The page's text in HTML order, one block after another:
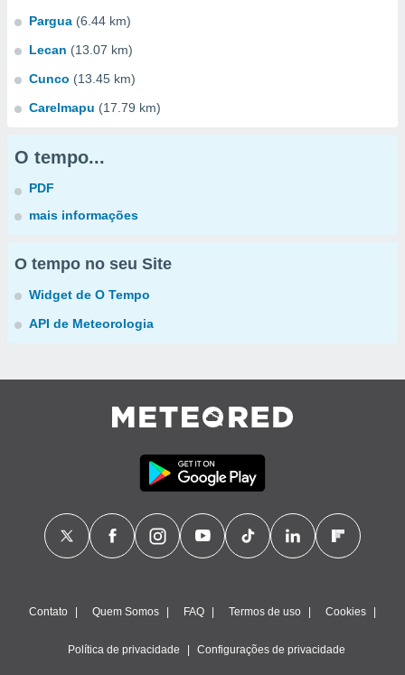
Pargua (6.44 km)
Lecan (13.07 km)
Cunco (13.45 km)
Carelmapu (17.79 km)
O tempo...
PDF
mais informações
O tempo no seu Site
Widget de O Tempo
API de Meteorologia
Contato Quem Somos FAQ Termos de uso Cookies
Política de privacidade Configurações de privacidade